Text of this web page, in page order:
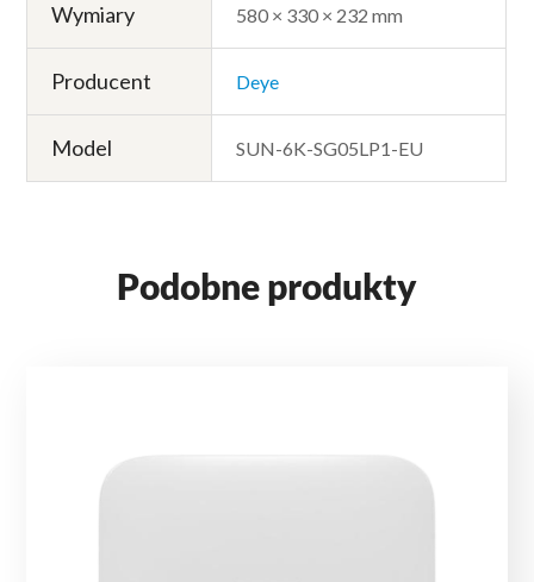
Wymiary 580 × 330 × 232 mm
Producent Deye
Model SUN-6K-SG05LP1-EU
Podobne produkty